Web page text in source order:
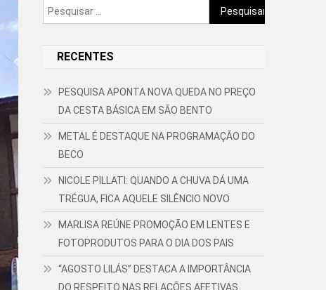
Pesquisar
por:
RECENTES
PESQUISA APONTA NOVA QUEDA NO PREÇO
DA CESTA BÁSICA EM SÃO BENTO
METAL É DESTAQUE NA PROGRAMAÇÃO DO
BECO
NICOLE PILLATI: QUANDO A CHUVA DÁ UMA
TRÉGUA, FICA AQUELE SILÊNCIO NOVO
MARLISA REÚNE PROMOÇÃO EM LENTES E
FOTOPRODUTOS PARA O DIA DOS PAIS
“AGOSTO LILÁS” DESTACA A IMPORTÂNCIA
DO RESPEITO NAS RELAÇÕES AFETIVAS